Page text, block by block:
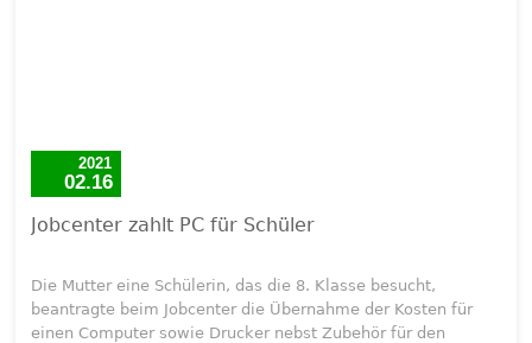
2021
02.16
Jobcenter zahlt PC für Schüler
Die Mutter eine Schülerin, das die 8. Klasse besucht,
beantragte beim Jobcenter die Übernahme der Kosten für
einen Computer sowie Drucker nebst Zubehör für den